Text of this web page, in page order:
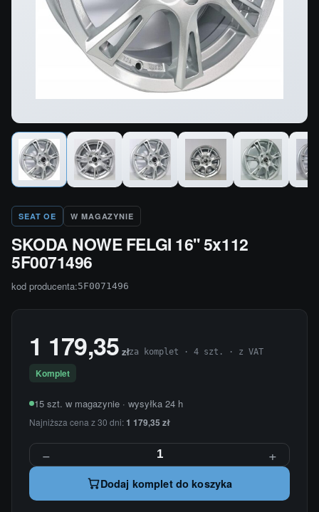
SEAT OE W MAGAZYNIE
SKODA NOWE FELGI 16'' 5x112
5F0071496
kod producenta:5F0071496
1 179,35 złza komplet · 4 szt. · z VAT
Komplet
15 szt. w magazynie · wysyłka 24 h
Najniższa cena z 30 dni:1 179,35 zł
− +
Dodaj komplet do koszyka